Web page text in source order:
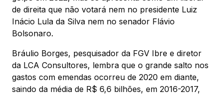
de direita que não votará nem no presidente Luiz
Inácio Lula da Silva nem no senador Flávio
Bolsonaro.
Bráulio Borges, pesquisador da FGV Ibre e diretor
da LCA Consultores, lembra que o grande salto nos
gastos com emendas ocorreu de 2020 em diante,
saindo da média de R$ 6,6 bilhões, em 2016-2017,